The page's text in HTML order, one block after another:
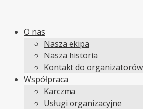
O nas
Nasza ekipa
Nasza historia
Kontakt do organizatorów
Współpraca
Karczma
Usługi organizacyjne